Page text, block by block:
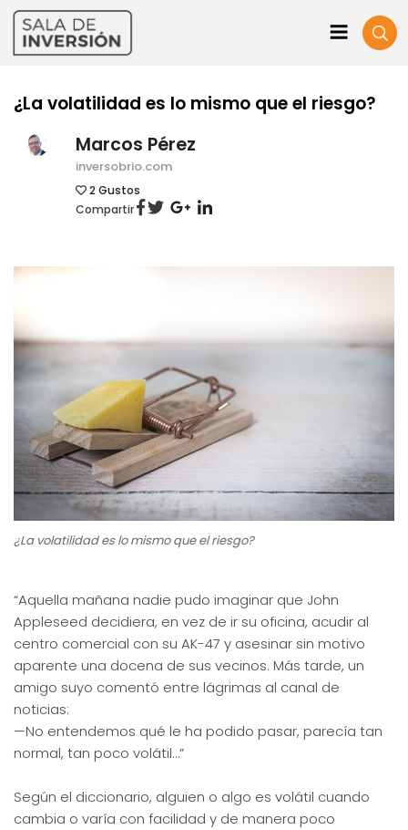
¿La volatilidad es lo mismo que el riesgo?
Marcos Pérez
inversobrio.com
2 Gustos
Compartir
¿La volatilidad es lo mismo que el riesgo?
“Aquella mañana nadie pudo imaginar que John
Appleseed decidiera, en vez de ir su oficina, acudir al
centro comercial con su AK-47 y asesinar sin motivo
aparente una docena de sus vecinos. Más tarde, un
amigo suyo comentó entre lágrimas al canal de
noticias:
—No entendemos qué le ha podido pasar, parecía tan
normal, tan poco volátil…”
Según el diccionario, alguien o algo es volátil cuando
cambia o varía con facilidad y de manera poco